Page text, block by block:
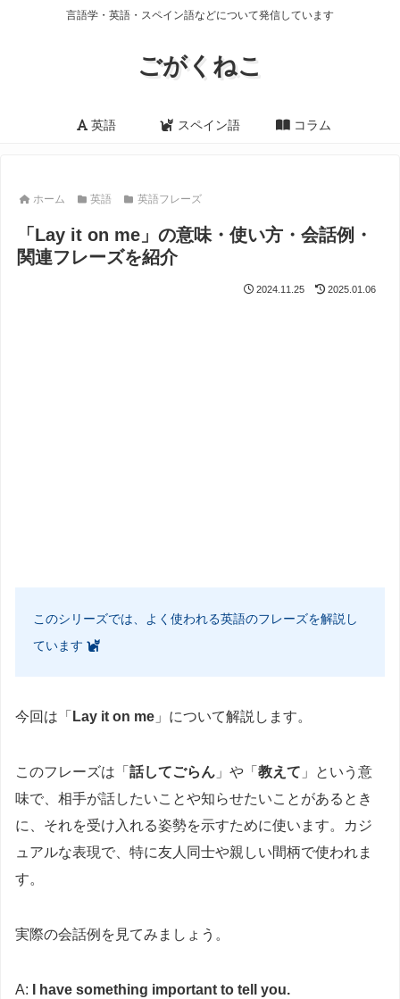
言語学・英語・スペイン語などについて発信しています
ごがくねこ
英語 スペイン語 コラム
ホーム 英語 英語フレーズ
「Lay it on me」の意味・使い方・会話例・
関連フレーズを紹介
2024.11.25 2025.01.06
このシリーズでは、よく使われる英語のフレーズを解説し
ています
今回は「 Lay it on me 」について解説します。
このフレーズは「 話してごらん 」や「 教えて 」という意
味で、相手が話したいことや知らせたいことがあるとき
に、それを受け入れる姿勢を示すために使います。カジ
ュアルな表現で、特に友人同士や親しい間柄で使われま
す。
実際の会話例を見てみましょう。
A:
I have something important to tell you.